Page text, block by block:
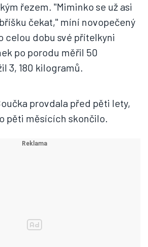
řezem. "Miminko se už asi
čekat," míní novopečený
celou dobu své přítelkyni
po porodu měřil 50
3, 180 kilogramů.
provdala před pěti lety,
pěti měsících skončilo.